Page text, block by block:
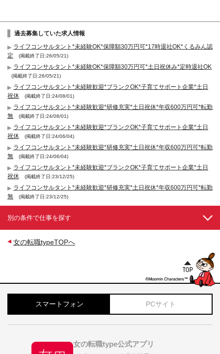
過去募集していた求人情報
ライフコンサルタント*未経験OK*保障額30万円可*17時退社OK*くるみん認
定
(掲載終了日:26/05/21)
ライフコンサルタント*未経験OK*保障額30万円可*土日祝休み*定時退社OK
(掲載終了日:26/05/21)
ライフコンサルタント*未経験歓迎*ブランクOK*子育てサポート企業*土日
祝休
(掲載終了日:24/08/01)
ライフコンサルタント*未経験歓迎*研修充実*土日祝休*年収600万円可*転勤
無
(掲載終了日:24/08/01)
ライフコンサルタント*未経験歓迎*ブランクOK*子育てサポート企業*土日
祝休
(掲載終了日:24/06/04)
ライフコンサルタント*未経験歓迎*研修充実*土日祝休*年収600万円可*転勤
無
(掲載終了日:24/06/04)
ライフコンサルタント*未経験歓迎*ブランクOK*子育てサポート企業*土日
祝休
(掲載終了日:23/12/25)
ライフコンサルタント*未経験歓迎*研修充実*土日祝休*年収600万円可*転勤
無
(掲載終了日:23/12/25)
別の条件で仕事を探す
女の転職typeTOPへ
スマートフォン PCサイト
女の転職type公式アプリ